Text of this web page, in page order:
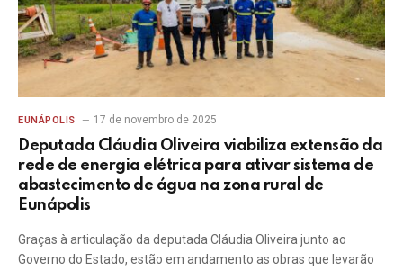
EUNÁPOLIS 17 de novembro de 2025
Deputada Cláudia Oliveira viabiliza extensão da
rede de energia elétrica para ativar sistema de
abastecimento de água na zona rural de
Eunápolis
Graças à articulação da deputada Cláudia Oliveira junto ao
Governo do Estado, estão em andamento as obras que levarão